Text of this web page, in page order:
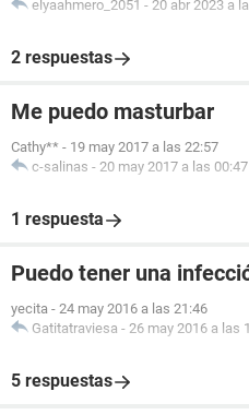
elyaahmero_2051 - 20 abr 2023 a
2 respuestas
Me puedo masturbar
Cathy** - 19 may 2017 a las 22:57
c-salinas - 20 may 2017 a las 00:47
1 respuesta
Puedo tener una
yecita - 24 may 2016 a las 21:46
Gatitatraviesa - 26 may 2016 a las
5 respuestas